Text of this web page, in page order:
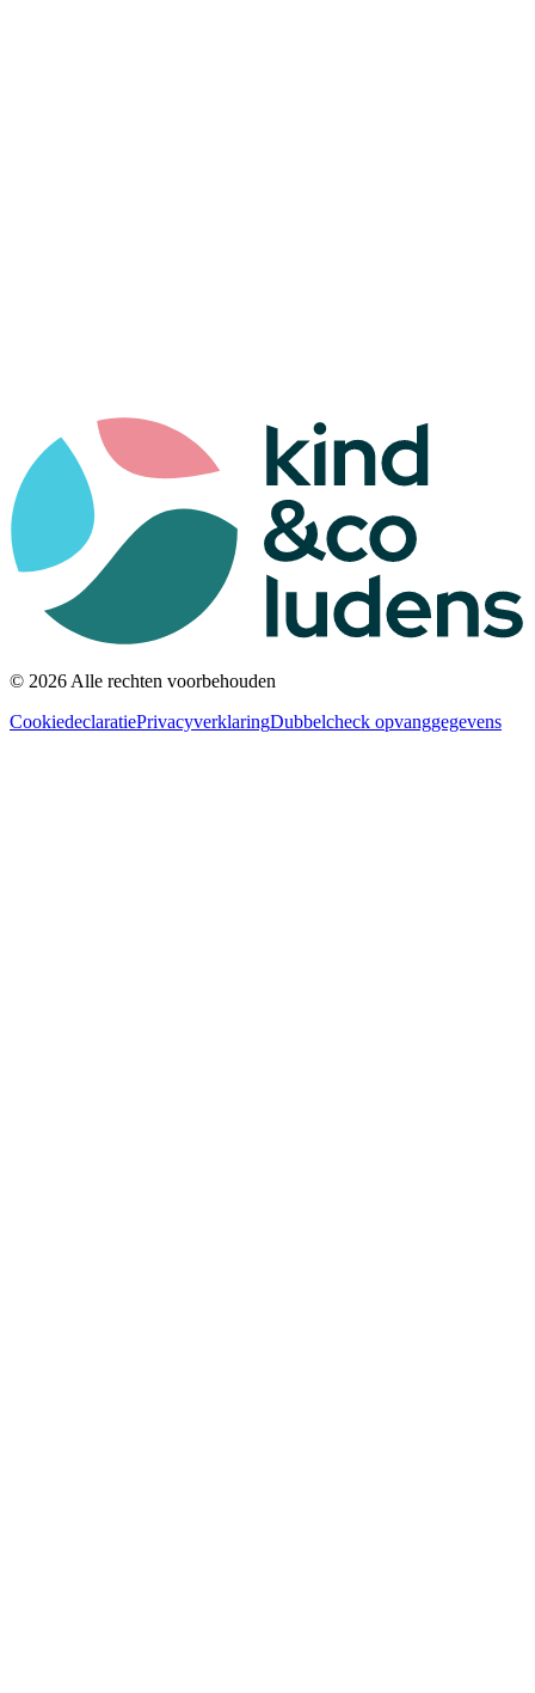
© 2026 Alle rechten voorbehouden
CookiedeclaratiePrivacyverklaringDubbelcheck opvanggegevens